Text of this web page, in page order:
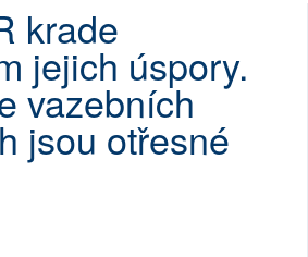
krade
jejich úspory.
vazebních
jsou otřesné